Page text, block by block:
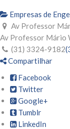
Empresas de
Av Professor
Av Professor Mário
(31) 3324-9182
Compartilhar
Facebook
Twitter
Google+
Tumblr
LinkedIn